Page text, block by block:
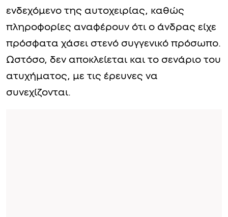
ενδεχόμενο της αυτοχειρίας, καθώς
πληροφορίες αναφέρουν ότι ο άνδρας είχε
πρόσφατα χάσει στενό συγγενικό πρόσωπο.
Ωστόσο, δεν αποκλείεται και το σενάριο του
ατυχήματος, με τις έρευνες να
συνεχίζονται.